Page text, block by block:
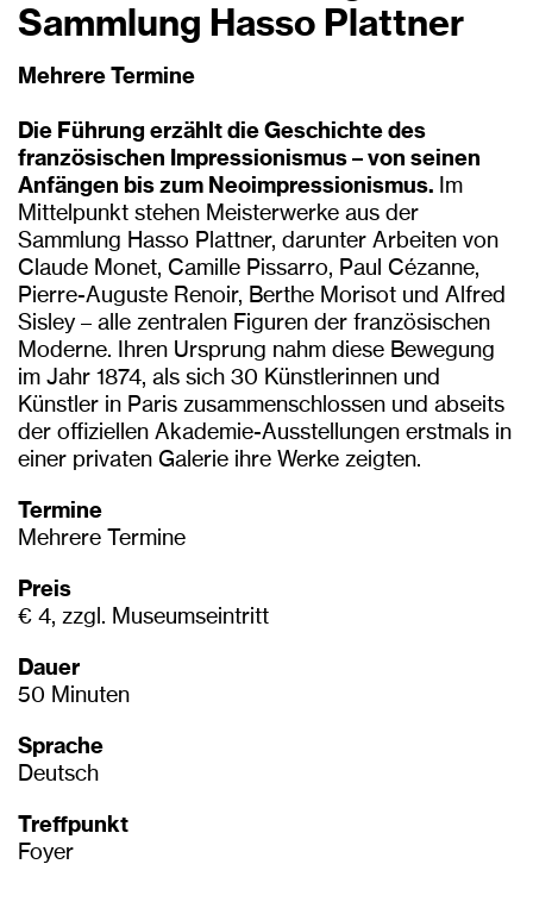
Sammlung Hasso Plattner
Mehrere Termine
Die Führung erzählt die Geschichte des
französischen Impressionismus – von seinen
Anfängen bis zum Neoimpressionismus.
Im
Mittelpunkt stehen Meisterwerke aus der
Sammlung Hasso Plattner, darunter Arbeiten von
Claude Monet, Camille Pissarro, Paul Cézanne,
Pierre-Auguste Renoir, Berthe Morisot und Alfred
Sisley – alle zentralen Figuren der französischen
Moderne. Ihren Ursprung nahm diese Bewegung
im Jahr 1874, als sich 30 Künstlerinnen und
Künstler in Paris zusammenschlossen und abseits
der offiziellen Akademie-Ausstellungen erstmals in
einer privaten Galerie ihre Werke zeigten.
Termine
Mehrere Termine
Preis
€ 4, zzgl. Museumseintritt
Dauer
50 Minuten
Sprache
Deutsch
Treffpunkt
Foyer